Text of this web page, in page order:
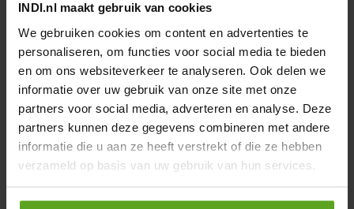
INDI.nl maakt gebruik van cookies
We gebruiken cookies om content en advertenties te
personaliseren, om functies voor social media te bieden
en om ons websiteverkeer te analyseren. Ook delen we
informatie over uw gebruik van onze site met onze
partners voor social media, adverteren en analyse. Deze
partners kunnen deze gegevens combineren met andere
informatie die u aan ze heeft verstrekt of die ze hebben
verzameld op basis van uw gebruik van hun services.
− +
HP 12 MOTOR B14 380VAC
0,25KW
Artikelnummer:OK9HPA1240
Merknaam:
Emmegi